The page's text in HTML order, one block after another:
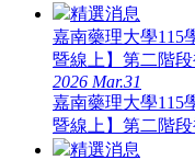
精選消息
嘉南藥理大學115
暨線上】第二階
2026 Mar.31
嘉南藥理大學115
暨線上】第二階
精選消息